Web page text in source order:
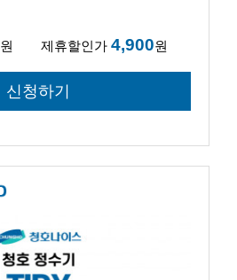
원 제휴할인가4,900원